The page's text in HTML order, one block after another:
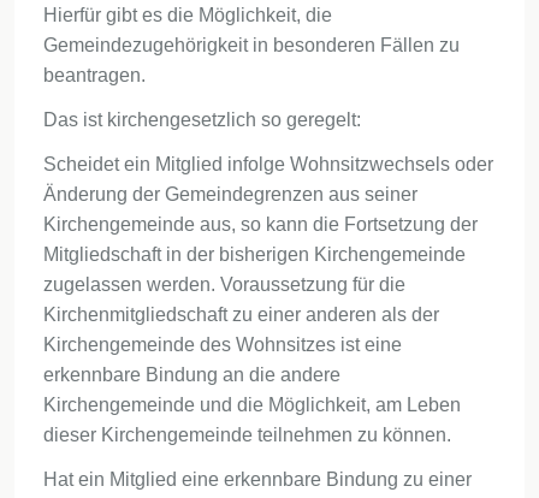
Hierfür gibt es die Möglichkeit, die
Gemeindezugehörigkeit in besonderen Fällen zu
beantragen.
Das ist kirchengesetzlich so geregelt:
Scheidet ein Mitglied infolge Wohnsitzwechsels oder
Änderung der Gemeindegrenzen aus seiner
Kirchengemeinde aus, so kann die Fortsetzung der
Mitgliedschaft in der bisherigen Kirchengemeinde
zugelassen werden. Voraussetzung für die
Kirchenmitgliedschaft zu einer anderen als der
Kirchengemeinde des Wohnsitzes ist eine
erkennbare Bindung an die andere
Kirchengemeinde und die Möglichkeit, am Leben
dieser Kirchengemeinde teilnehmen zu können.
Hat ein Mitglied eine erkennbare Bindung zu einer